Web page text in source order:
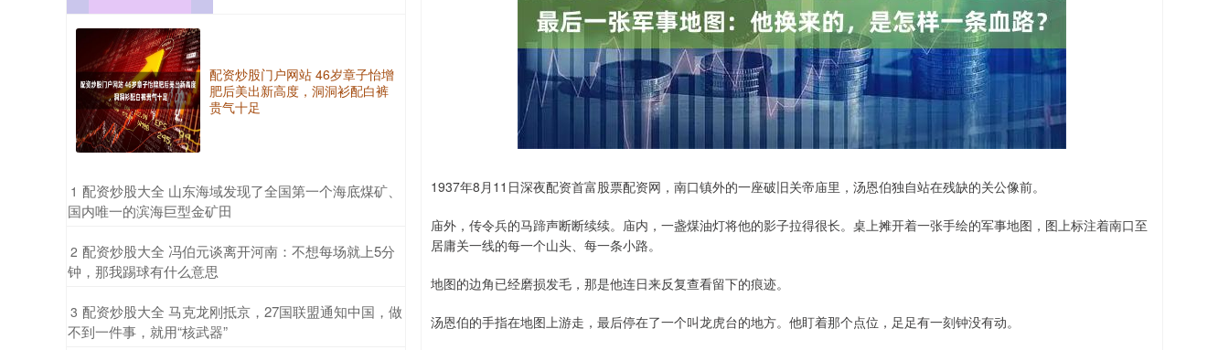
1937年8月11日深夜配资首富股票配资网，南口镇外的一座破旧关帝庙里，汤恩伯独自站在残缺的关公像前。
庙外，传令兵的马蹄声断断续续。庙内，一盏煤油灯将他的影子拉得很长。桌上摊开着一张手绘的军事地图，图上标注着南口至
居庸关一线的每一个山头、每一条小路。
地图的边角已经磨损发毛，那是他连日来反复查看留下的痕迹。
汤恩伯的手指在地图上游走，最后停在了一个叫龙虎台的地方。他盯着那个点位，足足有一刻钟没有动。
配资炒股门户网站 46岁章子怡增
肥后美出新高度，洞洞衫配白裤
贵气十足
1 ​配资炒股大全 山东海域发现了全国第一个海底煤矿、
国内唯一的滨海巨型金矿田
2 ​配资炒股大全 冯伯元谈离开河南：不想每场就上5分
钟，那我踢球有什么意思
3 ​配资炒股大全 马克龙刚抵京，27国联盟通知中国，做
不到一件事，就用“核武器”